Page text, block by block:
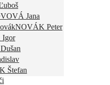
Jana
NOVÁK Peter
Igor
Štefan